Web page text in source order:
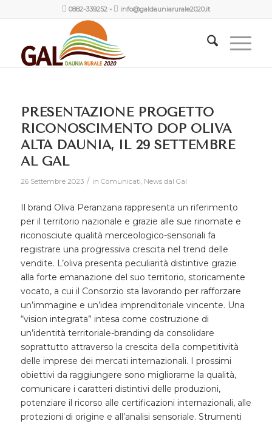
0882-339252- info@galdauniarurale2020.it
PRESENTAZIONE PROGETTO
RICONOSCIMENTO DOP OLIVA
ALTA DAUNIA, IL 29 SETTEMBRE
AL GAL
26 Settembre 2023 / in Comunicati, News dal Gal
Il brand Oliva Peranzana rappresenta un riferimento
per il territorio nazionale e grazie alle sue rinomate e
riconosciute qualità merceologico-sensoriali fa
registrare una progressiva crescita nel trend delle
vendite. L’oliva presenta peculiarità distintive grazie
alla forte emanazione del suo territorio, storicamente
vocato, a cui il Consorzio sta lavorando per rafforzare
un’immagine e un’idea imprenditoriale vincente. Una
“vision integrata” intesa come costruzione di
un’identità territoriale-branding da consolidare
soprattutto attraverso la crescita della competitività
delle imprese dei mercati internazionali. I prossimi
obiettivi da raggiungere sono migliorarne la qualità,
comunicare i caratteri distintivi delle produzioni,
potenziare il ricorso alle certificazioni internazionali, alle
protezioni di origine e all’analisi sensoriale. Strumenti